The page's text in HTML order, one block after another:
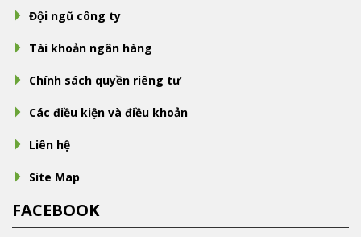
Đội ngũ công ty
Tài khoản ngân hàng
Chính sách quyền riêng tư
Các điều kiện và điều khoản
Liên hệ
Site Map
FACEBOOK